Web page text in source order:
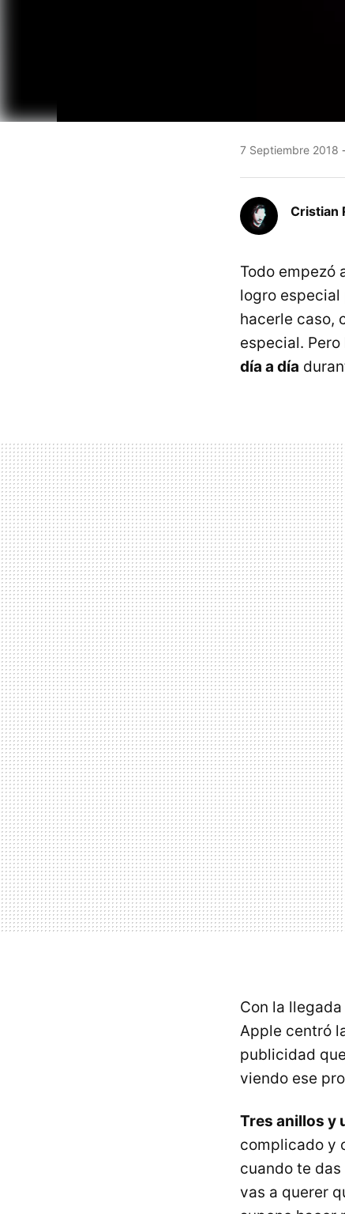
7 Septiembre 2018
Cristian
Todo empezó
logro especial
hacerle caso,
especial. Pero
día a día
Con la
Apple centró
publicidad que
viendo ese
Tres anillos y
complicado y
cuando te
vas a querer